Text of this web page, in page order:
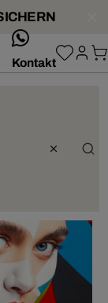
Kontakt